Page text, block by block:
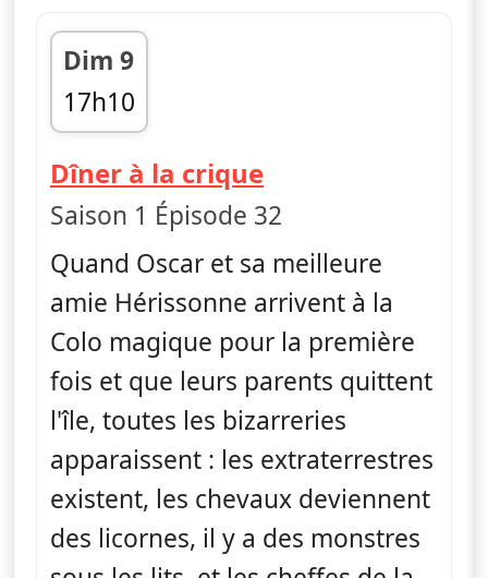
Dim 9
17h10
fin 17h20
Dîner à la crique— Craig de la
Saison 1 Épisode 32
Quand Oscar et sa meilleure
amie Hérissonne arrivent à la
Colo magique pour la première
fois et que leurs parents quittent
l'île, toutes les bizarreries
apparaissent : les extraterrestres
existent, les chevaux deviennent
des licornes, il y a des monstres